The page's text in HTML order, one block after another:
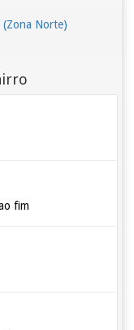
(Zona Norte)
fim